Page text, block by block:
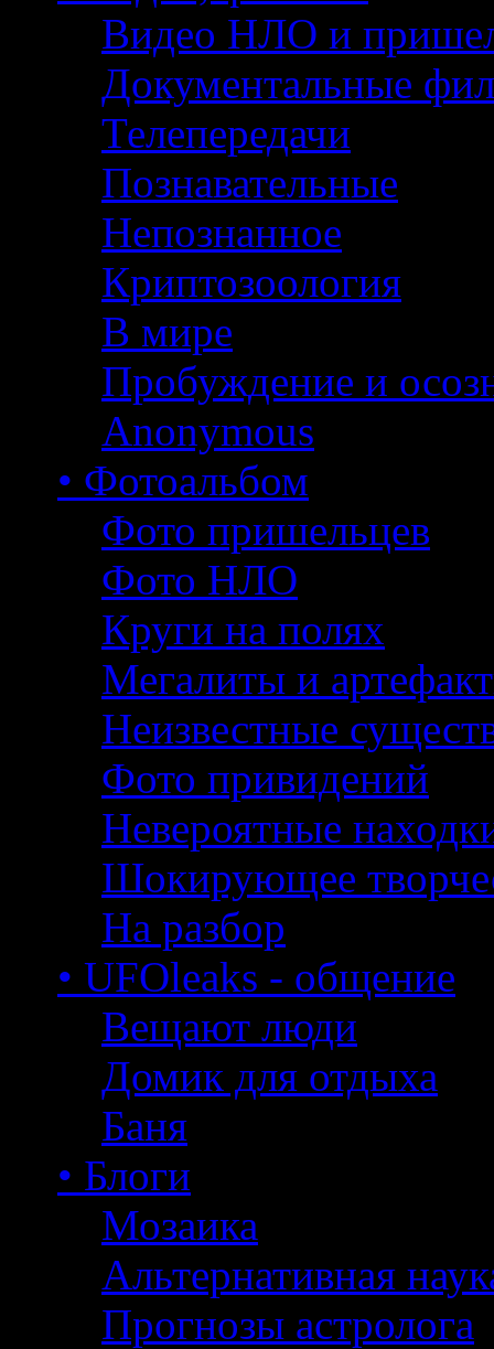
Видео НЛО и
Документальные
Телепередачи
Познавательные
Непознанное
Криптозоология
В мире
Пробуждение и
Anonymous
• Фотоальбом
Фото пришельцев
Фото НЛО
Круги на полях
Мегалиты и
Неизвестные
Фото привидений
Невероятные
Шокирующее
На разбор
• UFOleaks - общение
Вещают люди
Домик для отдыха
Баня
• Блоги
Мозаика
Альтернативная
Прогнозы астролога